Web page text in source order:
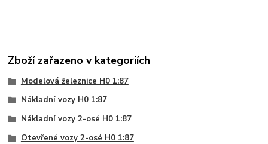
Zboží zařazeno v kategoriích
Modelová železnice H0 1:87
Nákladní vozy H0 1:87
Nákladní vozy 2-osé H0 1:87
Otevřené vozy 2-osé H0 1:87